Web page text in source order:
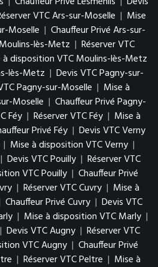
VTC Ars-sur-Moselle | Mise
Moselle | Chauffeur Privé Ars-sur-
lès-Metz | Réserver VTC
à disposition VTC Moulins-lès-Metz
lès-Metz | Devis VTC Pagny-sur-
Pagny-sur-Moselle | Mise à
Moselle | Chauffeur Privé Pagny-
Féy | Réserver VTC Féy | Mise à
Privé Féy | Devis VTC Verny
| Mise à disposition VTC Verny |
| Devis VTC Pouilly | Réserver VTC
VTC Pouilly | Chauffeur Privé
| Réserver VTC Cuvry | Mise à
Chauffeur Privé Cuvry | Devis VTC
| Mise à disposition VTC Marly |
| Devis VTC Augny | Réserver VTC
VTC Augny | Chauffeur Privé
| Réserver VTC Peltre | Mise à